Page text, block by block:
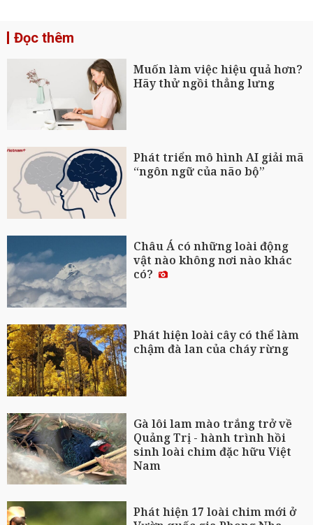
Đọc thêm
Muốn làm việc hiệu quả hơn?
Hãy thử ngồi thẳng lưng
Phát triển mô hình AI giải mã
“ngôn ngữ của não bộ”
Châu Á có những loài động
vật nào không nơi nào khác
có?
Phát hiện loài cây có thể làm
chậm đà lan của cháy rừng
Gà lôi lam mào trắng trở về
Quảng Trị - hành trình hồi
sinh loài chim đặc hữu Việt
Nam
Phát hiện 17 loài chim mới ở